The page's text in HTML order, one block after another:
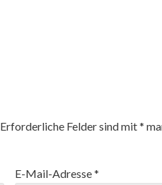
Erforderliche Felder sind mit*
E-Mail-Adresse*